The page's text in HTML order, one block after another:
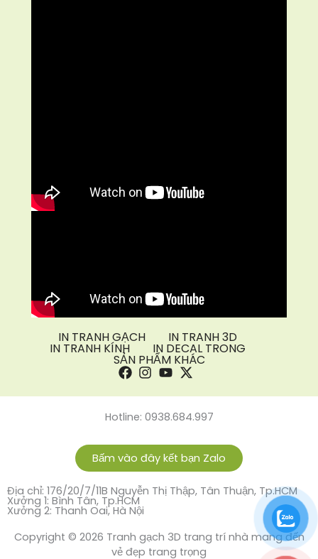
IN TRANH GẠCH IN TRANH 3D
IN TRANH KÍNH IN DECAL TRONG
SẢN PHẨM KHÁC
Hotline: 0938.684.997
Bấm vào đây kết bạn Zalo
Địa chỉ: 176/20/7/11B Nguyễn Thị Thập, Tân Thuận, Tp.HCM
Xưởng 1: Bình Tân, Tp.HCM
Xưởng 2: Thanh Oai, Hà Nội
Copyright © 2026 Tranh gạch 3D trang trí nhà mang đến
vẻ đẹp trang trọng